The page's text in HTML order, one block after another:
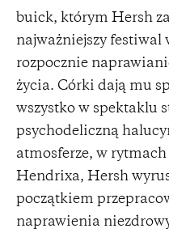
buick, którym Hersh
najważniejszy
rozpocznie
życia. Córki dają mu
wszystko w spektaklu
psychodeliczną
atmosferze, w rytmach
Hendrixa, Hersh
początkiem
naprawienia